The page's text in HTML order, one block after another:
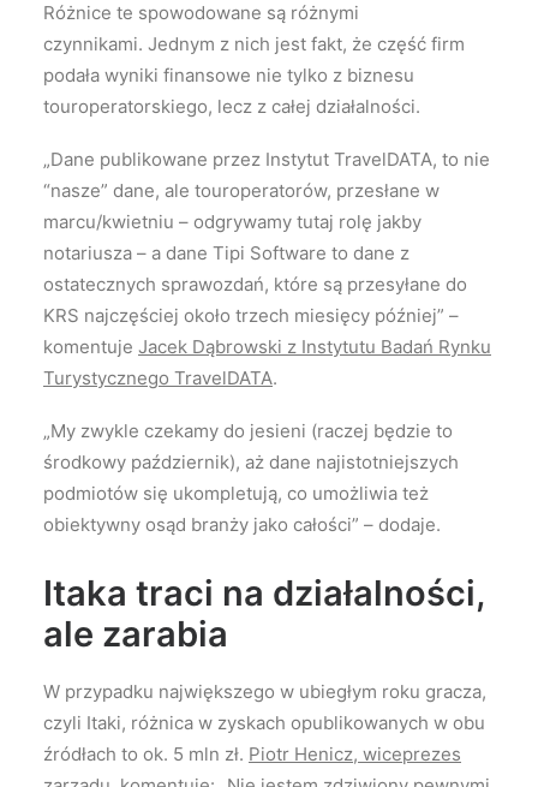
Różnice te spowodowane są różnymi
czynnikami. Jednym z nich jest fakt, że część firm
podała wyniki finansowe nie tylko z biznesu
touroperatorskiego, lecz z całej działalności.
„Dane publikowane przez Instytut TravelDATA, to nie
“nasze” dane, ale touroperatorów, przesłane w
marcu/kwietniu – odgrywamy tutaj rolę jakby
notariusza – a dane Tipi Software to dane z
ostatecznych sprawozdań, które są przesyłane do
KRS najczęściej około trzech miesięcy później” –
komentuje Jacek Dąbrowski z Instytutu Badań Rynku
Turystycznego TravelDATA.
„My zwykle czekamy do jesieni (raczej będzie to
środkowy październik), aż dane najistotniejszych
podmiotów się ukompletują, co umożliwia też
obiektywny osąd branży jako całości” – dodaje.
Itaka traci na działalności,
ale zarabia
W przypadku największego w ubiegłym roku gracza,
czyli Itaki, różnica w zyskach opublikowanych w obu
źródłach to ok. 5 mln zł. Piotr Henicz, wiceprezes